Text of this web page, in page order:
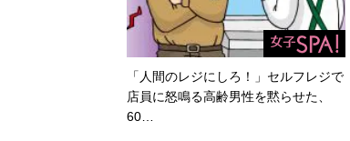
「人間のレジにしろ！」セルフレジで
店員に怒鳴る高齢男性を黙らせた、
60…